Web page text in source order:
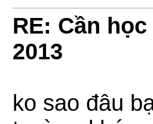
RE: Cần
2013
ko sao đâu